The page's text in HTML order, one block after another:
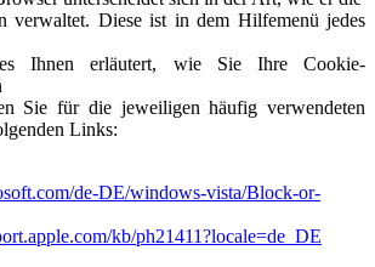
verwaltet. Diese ist in dem Hilfemenü jedes
Ihnen erläutert, wie Sie Ihre Cookie-
Sie für die jeweiligen häufig verwendeten
Links:
de-DE/windows-vista/Block-or-
kb/ph21411?locale=de_DE